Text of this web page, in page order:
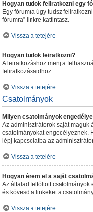
Hogyan tudok feliratkozni egy
Egy fórumra úgy tudsz
fórumra” linkre kattintasz.
Vissza a tetejére
Hogyan tudok leiratkozni?
A leiratkozáshoz menj a
feliratkozásaidhoz.
Vissza a tetejére
Csatolmányok
Milyen csatolmányok
Az adminisztrátorok saját maguk
csatolmányokat engedélyeznek.
lépj kapcsolatba az
Vissza a tetejére
Hogyan érem el a saját
Az általad feltöltött
és kövesd a linkeket a
Vissza a tetejére